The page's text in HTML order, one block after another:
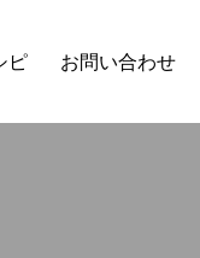
ピ お問い合わせ